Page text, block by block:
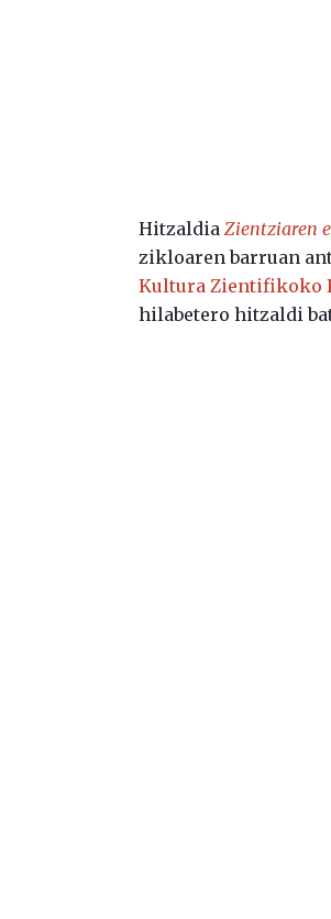
HitzaldiaZientziaren
zikloaren barruan
Kultura Zientifikoko
hilabetero hitzaldi